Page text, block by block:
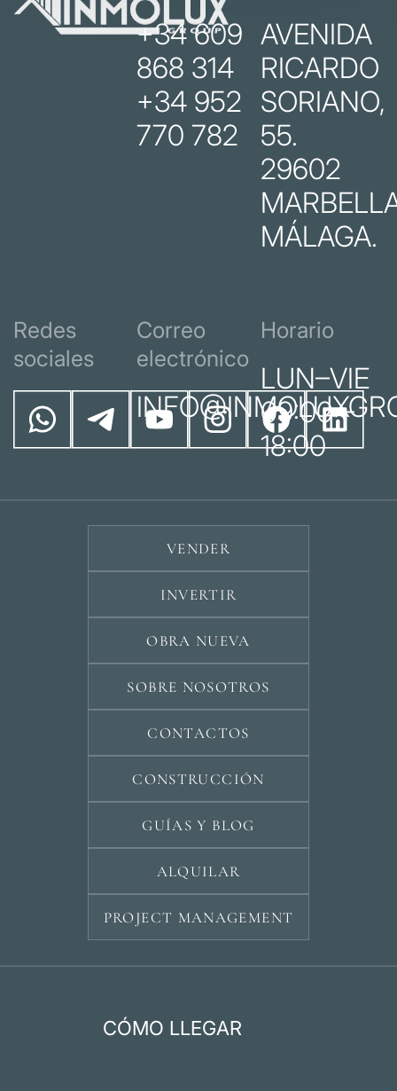
+34 609
868 314
+34 952
770 782
AVENIDA
RICARDO
SORIANO,
55.
29602
MÁLAGA.
Redes
sociales
Correo
electrónico
Horario
LUN–VIE
09:00 –
18:00
VENDER
INVERTIR
OBRA NUEVA
SOBRE NOSOTROS
CONTACTOS
CONSTRUCCIÓN
GUÍAS Y BLOG
ALQUILAR
PROJECT MANAGEMENT
CÓMO LLEGAR